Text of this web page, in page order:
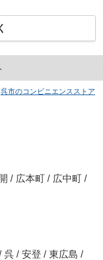
呉市のコンビニエンスストア
/ 広本町 / 広中町 /
呉 / 安登 / 東広島 /